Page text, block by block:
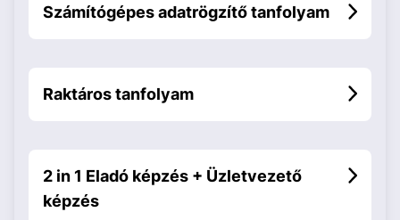
Számítógépes adatrögzítő tanfolyam
Raktáros tanfolyam
2 in 1 Eladó képzés + Üzletvezető
képzés